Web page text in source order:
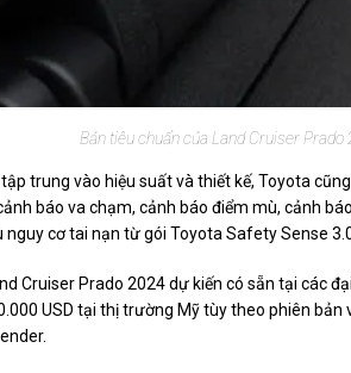
Bản tiêu chuẩn của Land Cruiser
trung vào hiệu suất và thiết kế, Toyota
báo va chạm, cảnh báo điểm mù, cảnh
nguy cơ tai nạn từ gói Toyota Safety Sense
Cruiser Prado 2024 dự kiến có sẵn tại các
USD tại thị trường Mỹ tùy theo phiên bản